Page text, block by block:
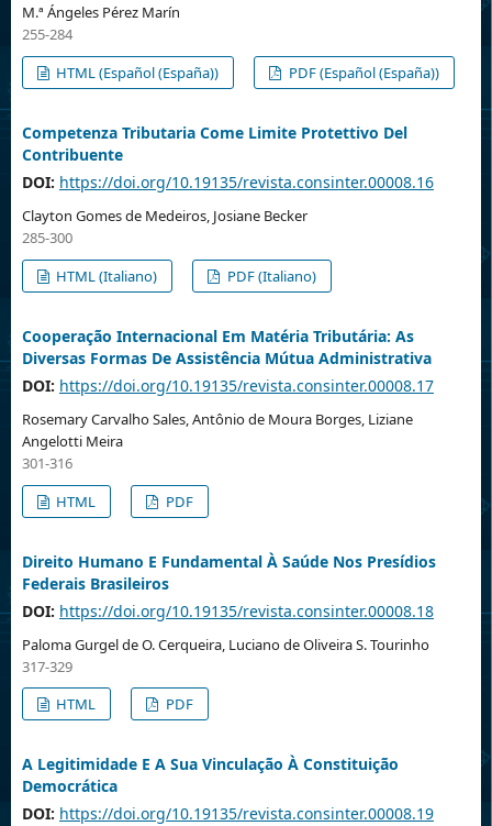
M.ª Ángeles Pérez Marín
255-284
HTML (Español (España))
PDF (Español (España))
Competenza Tributaria Come Limite Protettivo Del
Contribuente
DOI: https://doi.org/10.19135/revista.consinter.00008.16
Clayton Gomes de Medeiros, Josiane Becker
285-300
HTML (Italiano)
PDF (Italiano)
Cooperação Internacional Em Matéria Tributária: As
Diversas Formas De Assistência Mútua Administrativa
DOI: https://doi.org/10.19135/revista.consinter.00008.17
Rosemary Carvalho Sales, Antônio de Moura Borges, Liziane
Angelotti Meira
301-316
HTML
PDF
Direito Humano E Fundamental À Saúde Nos Presídios
Federais Brasileiros
DOI: https://doi.org/10.19135/revista.consinter.00008.18
Paloma Gurgel de O. Cerqueira, Luciano de Oliveira S. Tourinho
317-329
HTML
PDF
A Legitimidade E A Sua Vinculação À Constituição
Democrática
DOI: https://doi.org/10.19135/revista.consinter.00008.19